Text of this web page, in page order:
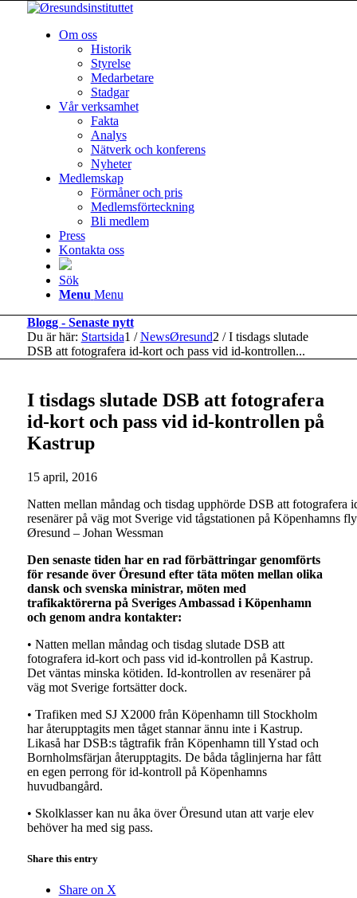
Om oss
Historik
Styrelse
Medarbetare
Stadgar
Vår verksamhet
Fakta
Analys
Nätverk och konferens
Nyheter
Medlemskap
Förmåner och pris
Medlemsförteckning
Bli medlem
Press
Kontakta oss
Sök
Menu Menu
Blogg - Senaste nytt
Du är här: Startsida1 / NewsØresund2 / I tisdags slutade
DSB att fotografera id-kort och pass vid id-kontrollen...
I tisdags slutade DSB att fotografera
id-kort och pass vid id-kontrollen på
Kastrup
15 april, 2016
Natten mellan måndag och tisdag upphörde DSB att fotografera
resenärer på väg mot Sverige vid tågstationen på Köpenhamns
Øresund – Johan Wessman
Den senaste tiden har en rad förbättringar genomförts
för resande över Öresund efter täta möten mellan olika
dansk och svenska ministrar, möten med
trafikaktörerna på Sveriges Ambassad i Köpenhamn
och genom andra kontakter:
• Natten mellan måndag och tisdag slutade DSB att
fotografera id-kort och pass vid id-kontrollen på Kastrup.
Det väntas minska kötiden. Id-kontrollen av resenärer på
väg mot Sverige fortsätter dock.
• Trafiken med SJ X2000 från Köpenhamn till Stockholm
har återupptagits men tåget stannar ännu inte i Kastrup.
Likaså har DSB:s tågtrafik från Köpenhamn till Ystad och
Bornholmsfärjan återupptagits. De båda tåglinjerna har fått
en egen perrong för id-kontroll på Köpenhamns
huvudbangård.
• Skolklasser kan nu åka över Öresund utan att varje elev
behöver ha med sig pass.
Share this entry
Share on X